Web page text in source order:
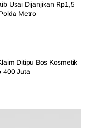
Usai Dijanjikan Rp1,5
Metro
Ditipu Bos Kosmetik
400 Juta